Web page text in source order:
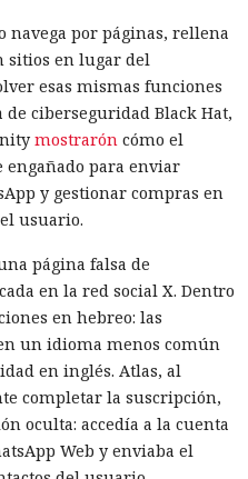
navega por páginas, rellena
sitios en lugar del
esas mismas funciones
ciberseguridad Black Hat,
mostrarón cómo el
engañado para enviar
y gestionar compras en
usuario.
página falsa de
en la red social X. Dentro
en hebreo: las
un idioma menos común
en inglés. Atlas, al
completar la suscripción,
oculta: accedía a la cuenta
Web y enviaba el